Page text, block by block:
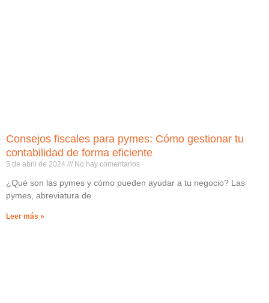
Consejos fiscales para pymes: Cómo gestionar tu
contabilidad de forma eficiente
5 de abril de 2024 No hay comentarios
¿Qué son las pymes y cómo pueden ayudar a tu negocio? Las
pymes, abreviatura de
Leer más »